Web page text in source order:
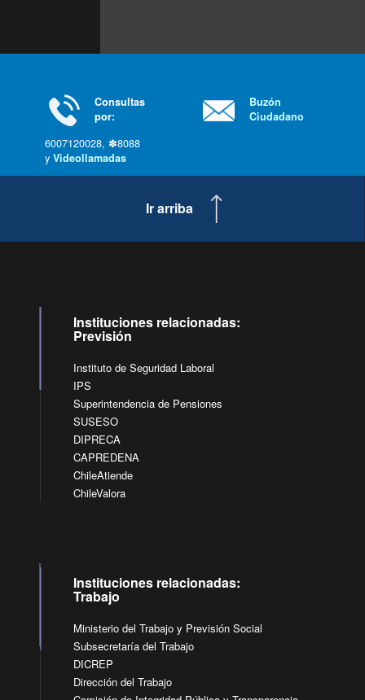
Consultas
por:
6007120028, ✽8088
y Videollamadas
Buzón
Ciudadano
Ir arriba
Instituciones relacionadas:
Previsión
Instituto de Seguridad Laboral
IPS
Superintendencia de Pensiones
SUSESO
DIPRECA
CAPREDENA
ChileAtiende
ChileValora
Instituciones relacionadas:
Trabajo
Ministerio del Trabajo y Previsión Social
Subsecretaría del Trabajo
DICREP
Dirección del Trabajo